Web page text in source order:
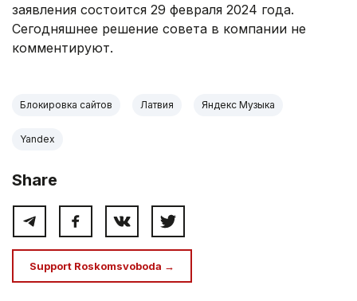
заявления состоится 29 февраля 2024 года.
Сегодняшнее решение совета в компании не
комментируют.
Блокировка сайтов Латвия Яндекс Музыка
Yandex
Share
Support Roskomsvoboda →